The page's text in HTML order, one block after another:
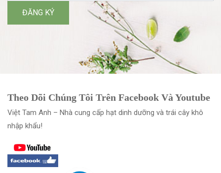
Theo Dõi Chúng Tôi Trên Facebook Và Youtube
Việt Tam Anh – Nhà cung cấp hạt dinh dưỡng và trái cây khô
nhập khẩu!